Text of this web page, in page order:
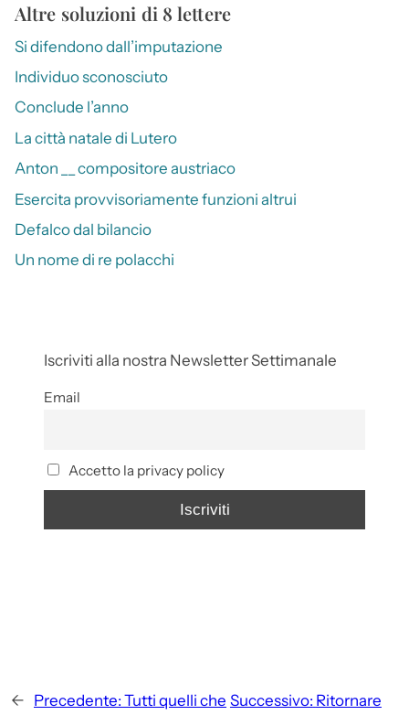
Altre soluzioni di 8 lettere
Si difendono dall’imputazione
Individuo sconosciuto
Conclude l’anno
La città natale di Lutero
Anton __ compositore austriaco
Esercita provvisoriamente funzioni altrui
Defalco dal bilancio
Un nome di re polacchi
Iscriviti alla nostra Newsletter Settimanale
Email
Accetto la privacy policy
← Precedente: Tutti quelli che Successivo: Ritornare